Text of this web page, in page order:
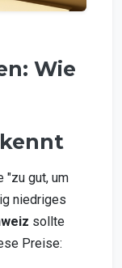
Wie
"zu gut, um
niedriges
sollte
Preise: